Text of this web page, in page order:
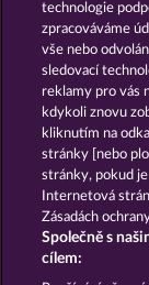
POSEIDON'S
Kontakt
technologie
zpracováváme
vše nebo
sledovací
reklamy pro vás
kdykoli znovu
kliknutím na
stránky [nebo
stránky, pokud
Internetová
Zásadách
Společně s
cílem: